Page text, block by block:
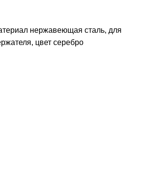
нержавеющая сталь, для
цвет серебро